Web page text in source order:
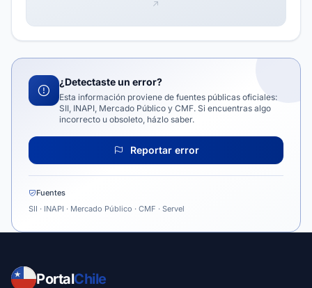
¿Detectaste un error?
Esta información proviene de fuentes públicas oficiales:
SII, INAPI, Mercado Público y CMF. Si encuentras algo
incorrecto u obsoleto, házlo saber.
Reportar error
Fuentes
SII · INAPI · Mercado Público · CMF · Servel
PortalChile